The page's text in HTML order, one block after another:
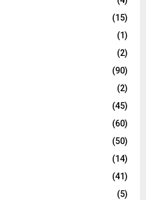
(15)
(1)
(2)
(90)
(2)
(45)
(60)
(50)
(14)
(41)
(5)